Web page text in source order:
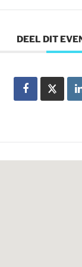
DEEL DIT